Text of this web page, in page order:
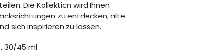
Die Kollektion wird Ihnen
zu entdecken, alte
sich inspirieren zu lassen.
30/45 ml